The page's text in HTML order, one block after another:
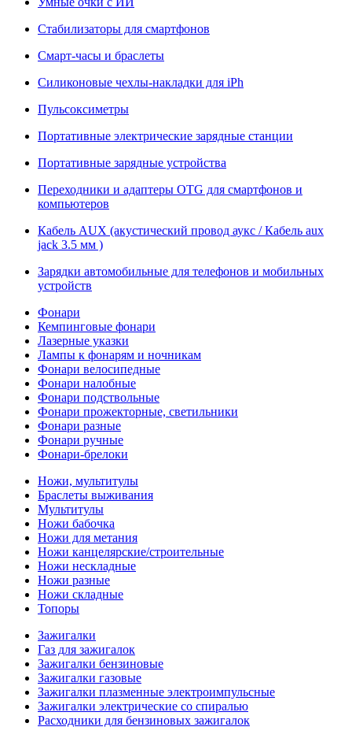
Стабилизаторы для смартфонов
Смарт-часы и браслеты
Силиконовые чехлы-накладки для iPh
Пульсоксиметры
Портативные электрические зарядные станции
Портативные зарядные устройства
Переходники и адаптеры OTG для смартфонов и
компьютеров
Кабель AUX (акустический провод аукс / Кабель aux
jack 3.5 мм )
Зарядки автомобильные для телефонов и мобильных
устройств
Фонари
Кемпинговые фонари
Лазерные указки
Лампы к фонарям и ночникам
Фонари велосипедные
Фонари налобные
Фонари подствольные
Фонари прожекторные, светильники
Фонари разные
Фонари ручные
Фонари-брелоки
Ножи, мультитулы
Браслеты выживания
Мультитулы
Ножи бабочка
Ножи для метания
Ножи канцелярские/строительные
Ножи нескладные
Ножи разные
Ножи складные
Топоры
Зажигалки
Газ для зажигалок
Зажигалки бензиновые
Зажигалки газовые
Зажигалки плазменные электроимпульсные
Зажигалки электрические со спиралью
Расходники для бензиновых зажигалок